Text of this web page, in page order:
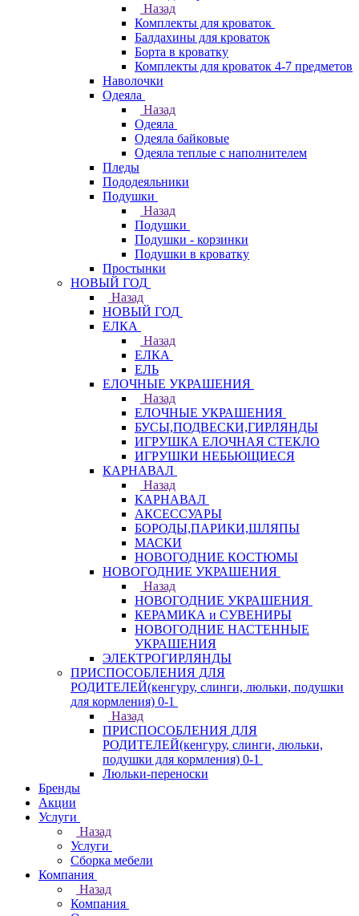
Назад
Комплекты для кроваток
Балдахины для кроваток
Борта в кроватку
Комплекты для кроваток 4-7 предметов
Наволочки
Одеяла
Назад
Одеяла
Одеяла байковые
Одеяла теплые с наполнителем
Пледы
Пододеяльники
Подушки
Назад
Подушки
Подушки - корзинки
Подушки в кроватку
Простынки
НОВЫЙ ГОД
Назад
НОВЫЙ ГОД
ЕЛКА
Назад
ЕЛКА
ЕЛЬ
ЕЛОЧНЫЕ УКРАШЕНИЯ
Назад
ЕЛОЧНЫЕ УКРАШЕНИЯ
БУСЫ,ПОДВЕСКИ,ГИРЛЯНДЫ
ИГРУШКА ЕЛОЧНАЯ СТЕКЛО
ИГРУШКИ НЕБЬЮЩИЕСЯ
КАРНАВАЛ
Назад
КАРНАВАЛ
АКСЕССУАРЫ
БОРОДЫ,ПАРИКИ,ШЛЯПЫ
МАСКИ
НОВОГОДНИЕ КОСТЮМЫ
НОВОГОДНИЕ УКРАШЕНИЯ
Назад
НОВОГОДНИЕ УКРАШЕНИЯ
КЕРАМИКА и СУВЕНИРЫ
НОВОГОДНИЕ НАСТЕННЫЕ
УКРАШЕНИЯ
ЭЛЕКТРОГИРЛЯНДЫ
ПРИСПОСОБЛЕНИЯ ДЛЯ
РОДИТЕЛЕЙ(кенгуру, слинги, люльки, подушки
для кормления) 0-1
Назад
ПРИСПОСОБЛЕНИЯ ДЛЯ
РОДИТЕЛЕЙ(кенгуру, слинги, люльки,
подушки для кормления) 0-1
Люльки-переноски
Бренды
Акции
Услуги
Назад
Услуги
Сборка мебели
Компания
Назад
Компания